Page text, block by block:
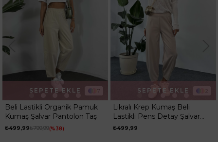
7
Beli Lastikli Organik Pamuk
Kumaş Şalvar Pantolon Taş
₺499,99₺799,99 %38
SEPETE EKLE
Likralı Krep Kumaş Beli
Lastikli Pens Detay Şalvar
Pantolon Taş
₺499,99
SEPETE EKLE